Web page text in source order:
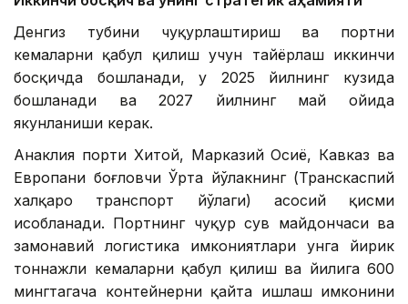
Денгиз тубини чуқурлаштириш ва портни
кемаларни қабул қилиш учун тайёрлаш иккинчи
босқичда бошланади, у 2025 йилнинг кузида
бошланади ва 2027 йилнинг май ойида
якунланиши керак.
Анаклия порти Хитой, Марказий Осиё, Кавказ ва
Европани боғловчи Ўрта йўлакнинг (Транскаспий
халқаро транспорт йўлаги) асосий қисми
ҳисобланади. Портнинг чуқур сув майдончаси ва
замонавий логистика имкониятлари унга йирик
тоннажли кемаларни қабул қилиш ва йилига 600
мингтагача контейнерни қайта ишлаш имконини